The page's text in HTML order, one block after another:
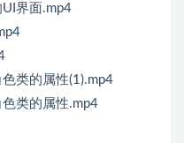
界面.mp4
类的属性(1).mp4
类的属性.mp4